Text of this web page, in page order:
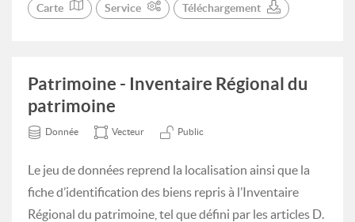
Carte Service Téléchargement
Patrimoine - Inventaire Régional du
patrimoine
Donnée Vecteur Public
Le jeu de données reprend la localisation ainsi que la
fiche d’identification des biens repris à l’Inventaire
Régional du patrimoine, tel que défini par les articles D.